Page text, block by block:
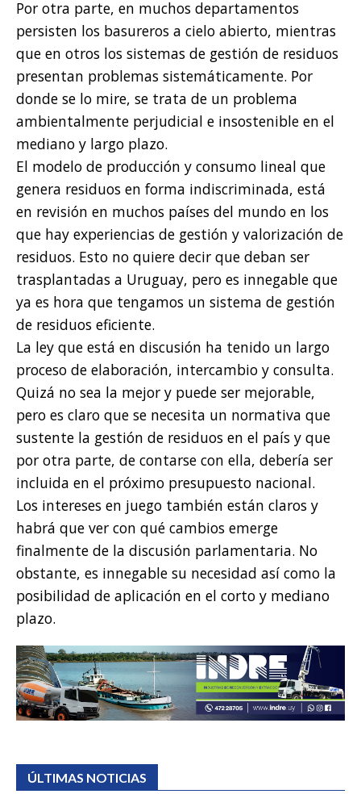
Por otra parte, en muchos departamentos
persisten los basureros a cielo abierto, mientras
que en otros los sistemas de gestión de residuos
presentan problemas sistemáticamente. Por
donde se lo mire, se trata de un problema
ambientalmente perjudicial e insostenible en el
mediano y largo plazo.
El modelo de producción y consumo lineal que
genera residuos en forma indiscriminada, está
en revisión en muchos países del mundo en los
que hay experiencias de gestión y valorización de
residuos. Esto no quiere decir que deban ser
trasplantadas a Uruguay, pero es innegable que
ya es hora que tengamos un sistema de gestión
de residuos eficiente.
La ley que está en discusión ha tenido un largo
proceso de elaboración, intercambio y consulta.
Quizá no sea la mejor y puede ser mejorable,
pero es claro que se necesita un normativa que
sustente la gestión de residuos en el país y que
por otra parte, de contarse con ella, debería ser
incluida en el próximo presupuesto nacional.
Los intereses en juego también están claros y
habrá que ver con qué cambios emerge
finalmente de la discusión parlamentaria. No
obstante, es innegable su necesidad así como la
posibilidad de aplicación en el corto y mediano
plazo.
ÚLTIMAS NOTICIAS